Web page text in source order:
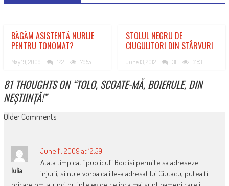
BĂGĂM ASISTENTĂ NURLIE
PENTRU TONOMAT?
May 19, 2009 122 7955
STOLUL NEGRU DE
CIUGULITORI DIN STÂRVURI
June 13, 2012 31 3183
81 THOUGHTS ON “TOLO, SCOATE-MĂ, BOIERULE, DIN
NEȘTIINȚĂ!”
COMMENT
Older Comments
Iulia
June 11, 2009 at 12:59
Atata timp cat “publicul” Boc isi permite sa adreseze
injurii, si nu e vorba ca i le-a adresat lui Ciutacu, putea fi